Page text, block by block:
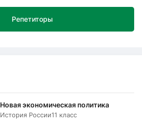
Новая экономическая политика
История России11 класс
Репетиторы